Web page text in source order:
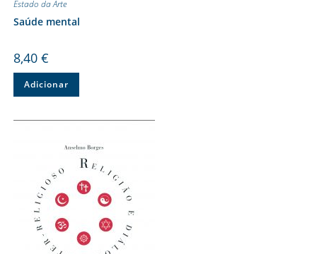
Estado da Arte
Saúde mental
8,40 €
Adicionar